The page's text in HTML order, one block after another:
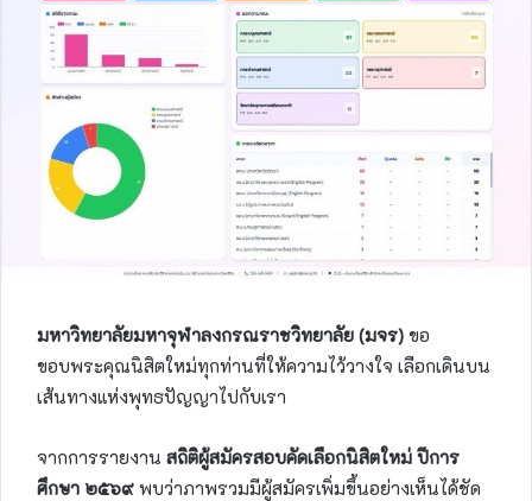
มหาวิทยาลัยมหาจุฬาลงกรณราชวิทยาลัย (มจร) ขอ
ขอบพระคุณนิสิตใหม่ทุกท่านที่ให้ความไว้วางใจ เลือกเดินบน
เส้นทางแห่งพุทธปัญญาไปกับเรา
จากการรายงาน สถิติผู้สมัครสอบคัดเลือกนิสิตใหม่ ปีการ
ศึกษา ๒๕๖๙ พบว่าภาพรวมมีผู้สมัครเพิ่มขึ้นอย่างเห็นได้ชัด